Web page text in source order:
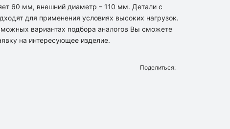
60 мм, внешний диаметр – 110 мм. Детали с
для применения условиях высоких нагрузок.
вариантах подбора аналогов Вы сможете
на интересующее изделие.
Поделиться: